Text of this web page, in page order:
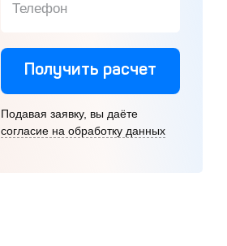
Телефон
Получить расчет
Подавая заявку, вы даёте
согласие на обработку данных